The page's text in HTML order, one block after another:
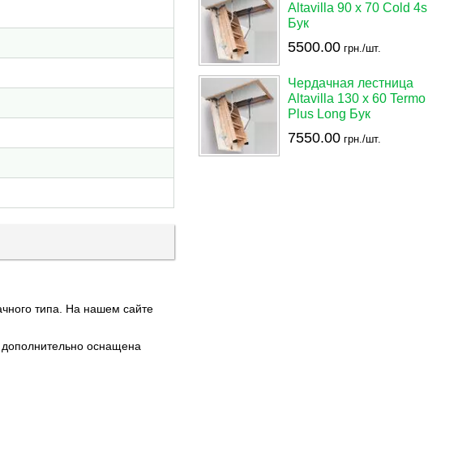
типа. На нашем сайте
оснащена
Altavilla 90 х 70 Cold 4s
Бук
5500.00 грн./шт.
Чердачная лестница
Altavilla 130 х 60 Termo
Plus Long Бук
7550.00 грн./шт.